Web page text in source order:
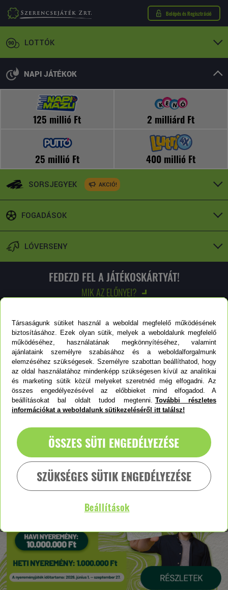
Belépés és Regisztráció
LOTTÓK
NAPI JÁTÉKOK
125 millió Ft 2 milliárd Ft
25 millió Ft 400 millió Ft
SORSJEGYEK AKCIÓ!
FOGADÁSOK
LÓVERSENY
FEDEZD FEL A JÁTÉKOSKÁRTYÁT!
MIK AZ ELŐNYEI?
Felfedezem!
LOTTÓZÓKERESŐ
Keresőnkkel megtalálhatod a hozzád legközelebb eső
KERESÉS
Társaságunk sütiket használ a weboldal megfelelő működésének
biztosításához. Ezek olyan sütik, melyek a weboldalunk megfelelő
működéséhez, használatának megkönnyítéséhez, valamint
ajánlataink személyre szabásához és a weboldalforgalmunk
elemzéséhez szükségesek. Személyre szabottan beállíthatod, hogy
az oldal használatához mindenképp szükségesen kívül az analitikai
és marketing sütik közül melyeket szeretnéd még elfogadni. Az
összes engedélyezésével az előbbieket mind elfogadod. A
beállításokat bal oldalt tudod megtenni. További részletes
információkat a weboldalunk sütikezeléséről itt találsz!
Beállítások
SZÜKSÉGES SÜTIK ENGEDÉLYEZÉSE
ÖSSZES SÜTI ENGEDÉLYEZÉSE